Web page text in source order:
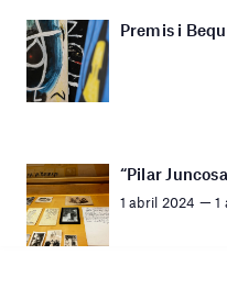
Premis i
“Pilar
1 abril 2024 — 1